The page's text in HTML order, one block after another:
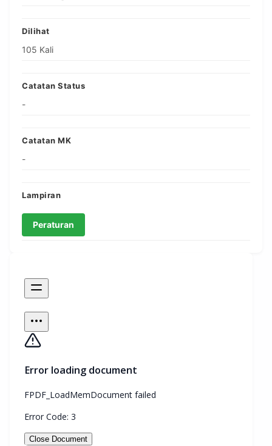
Dilihat
105 Kali
Catatan Status
-
Catatan MK
-
Lampiran
Peraturan